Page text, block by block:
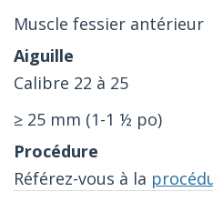
Muscle fessier antérieur
Calibre 22 à 25
≥ 25 mm (1-1 ½ po)
Référez-vous à la